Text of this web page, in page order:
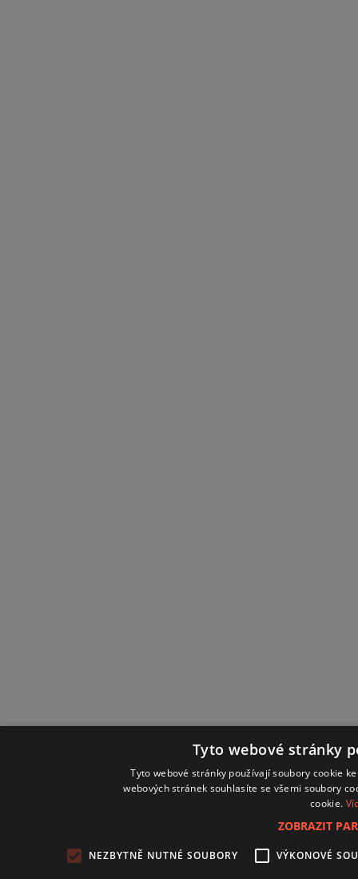
Tyto webové stránky
Tyto webové stránky používají soubory cookie
webových stránek souhlasíte se všemi soubory
cookie.
ZOBRAZIT
NEZBYTNĚ NUTNÉ SOUBORY VÝKONOVÉ